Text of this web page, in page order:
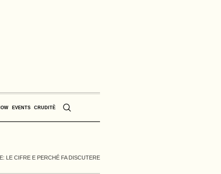
EVENTS CRUDITÈ
LE CIFRE E PERCHÉ FA DISCUTERE